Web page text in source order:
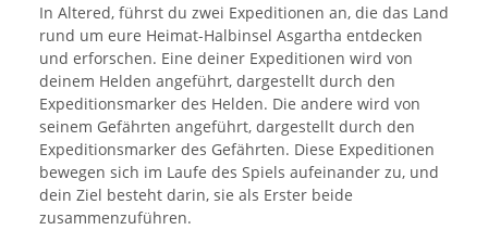
In Altered, führst du zwei Expeditionen an, die das Land
rund um eure Heimat-Halbinsel Asgartha entdecken
und erforschen. Eine deiner Expeditionen wird von
deinem Helden angeführt, dargestellt durch den
Expeditionsmarker des Helden. Die andere wird von
seinem Gefährten angeführt, dargestellt durch den
Expeditionsmarker des Gefährten. Diese Expeditionen
bewegen sich im Laufe des Spiels aufeinander zu, und
dein Ziel besteht darin, sie als Erster beide
zusammenzuführen.